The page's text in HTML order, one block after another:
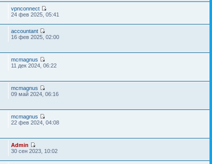
vpnconnect
24 фев 2025, 05:41
accountant
16 фев 2025, 02:00
mcmagnus
11 дек 2024, 06:22
mcmagnus
09 май 2024, 06:16
mcmagnus
22 фев 2024, 04:08
Admin
30 сен 2023, 10:02